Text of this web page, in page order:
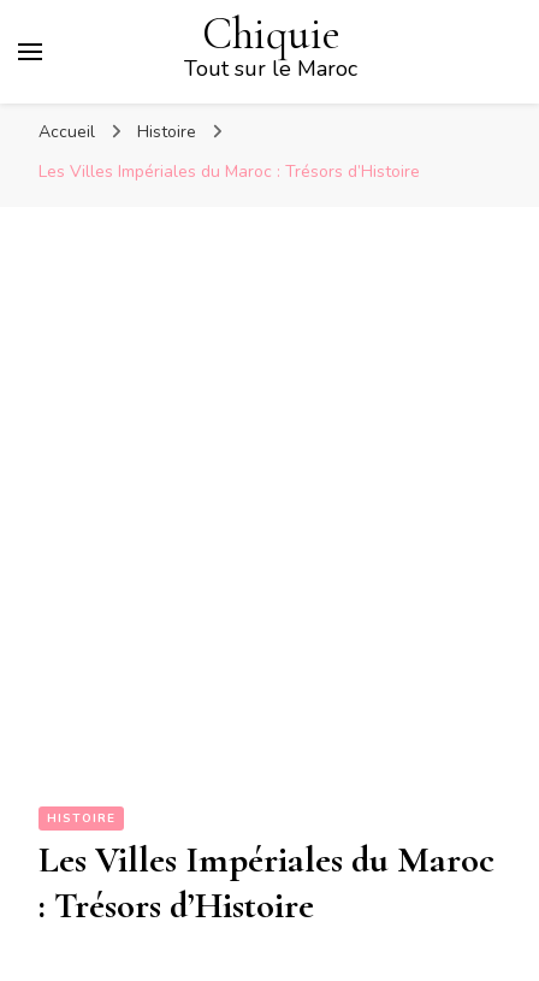
Chiquie
Tout sur le Maroc
Accueil
Histoire
Les Villes Impériales du Maroc : Trésors d’Histoire
HISTOIRE
Les Villes Impériales du Maroc
: Trésors d’Histoire